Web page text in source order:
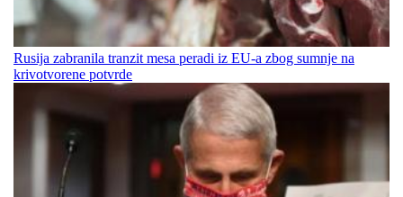
Rusija zabranila tranzit mesa peradi iz EU-a zbog sumnje na
krivotvorene potvrde